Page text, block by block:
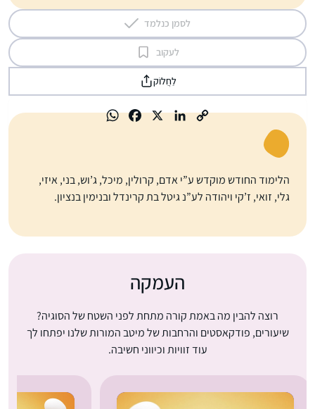
לסמן כנלמד
לעקוב
לַחֲלוֹק
הלימוד החודש מוקדש ע”י אדם, קרולין, מיכל, ג’וש, בני, איזי,
גלי, זואי, ז’קי ויהודה לע”נ גיטל בת קרינדל ובנימין בנציון.
העמקה
רוצה להבין מה באמת קורה מתחת לפני השטח של הסוגיה?
שיעורים, פודקאסטים והרחבות של מיטב המורות שלנו יפתחו לך
עוד זוויות וכיווני חשיבה.